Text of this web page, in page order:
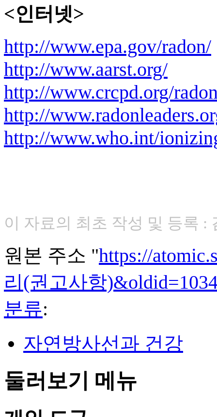
<인터넷>
http://www.epa.gov/radon/
http://www.aarst.org/
http://www.crcpd.org/
http://
http://www.who.int/
이 자료의 최초 작성 및 등록
원본 주소 "https://
리(권고사항
분류:
자연방사선과 건강
둘러보기 메뉴